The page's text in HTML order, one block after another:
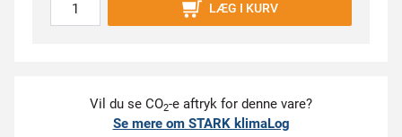
LÆG I KURV
Vil du se CO2-e aftryk for denne vare?
Se mere om STARK klimaLog